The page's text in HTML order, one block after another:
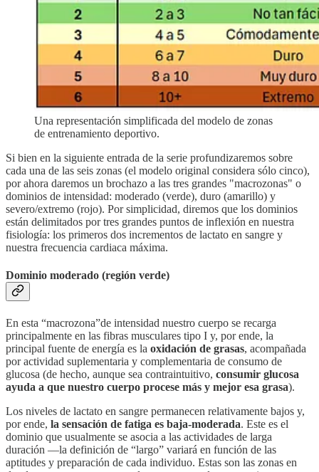
Una representación simplificada del modelo de zonas
de entrenamiento deportivo.
Si bien en la siguiente entrada de la serie profundizaremos sobre
cada una de las seis zonas (el modelo original considera sólo cinco),
por ahora daremos un brochazo a las tres grandes "macrozonas" o
dominios de intensidad: moderado (verde), duro (amarillo) y
severo/extremo (rojo). Por simplicidad, diremos que los dominios
están delimitados por tres grandes puntos de inflexión en nuestra
fisiología: los primeros dos incrementos de lactato en sangre y
nuestra frecuencia cardiaca máxima.
Dominio moderado (región verde)
En esta “macrozona”de intensidad nuestro cuerpo se recarga
principalmente en las fibras musculares tipo I y, por ende, la
principal fuente de energía es la oxidación de grasas, acompañada
por actividad suplementaria y complementaria de consumo de
glucosa (de hecho, aunque sea contraintuitivo, consumir glucosa
ayuda a que nuestro cuerpo procese más y mejor esa grasa).
Los niveles de lactato en sangre permanecen relativamente bajos y,
por ende, la sensación de fatiga es baja-moderada. Este es el
dominio que usualmente se asocia a las actividades de larga
duración —la definición de “largo” variará en función de las
aptitudes y preparación de cada individuo. Estas son las zonas en